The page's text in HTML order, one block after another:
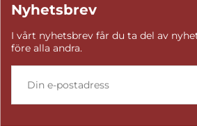
Nyhetsbrev
I vårt nyhetsbrev får du ta del av
före alla andra.